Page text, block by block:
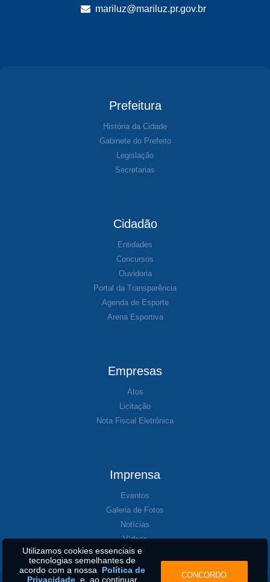
mariluz@mariluz.pr.gov.br
Prefeitura
História da Cidade
Gabinete do Prefeito
Legislação
Secretarias
Cidadão
Entidades
Concursos
Ouvidoria
Portal da Transparência
Agenda de Esporte
Arena Esportiva
Empresas
Atos
Licitação
Nota Fiscal Eletrônica
Imprensa
Eventos
Galeria de Fotos
Notícias
Vídeos
Utilizamos cookies essenciais e
tecnologias semelhantes de
acordo com a nossa Política de
Privacidadee, ao continuar CONCORDO